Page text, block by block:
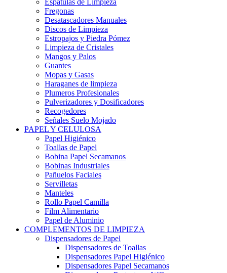
Espátulas de Limpieza
Fregonas
Desatascadores Manuales
Discos de Limpieza
Estropajos y Piedra Pómez
Limpieza de Cristales
Mangos y Palos
Guantes
Mopas y Gasas
Haraganes de limpieza
Plumeros Profesionales
Pulverizadores y Dosificadores
Recogedores
Señales Suelo Mojado
PAPEL Y CELULOSA
Papel Higiénico
Toallas de Papel
Bobina Papel Secamanos
Bobinas Industriales
Pañuelos Faciales
Servilletas
Manteles
Rollo Papel Camilla
Film Alimentario
Papel de Aluminio
COMPLEMENTOS DE LIMPIEZA
Dispensadores de Papel
Dispensadores de Toallas
Dispensadores Papel Higiénico
Dispensadores Papel Secamanos